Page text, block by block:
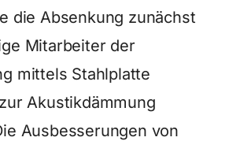
die Absenkung zunächst
Mitarbeiter der
mittels Stahlplatte
Akustikdämmung
Ausbesserungen von